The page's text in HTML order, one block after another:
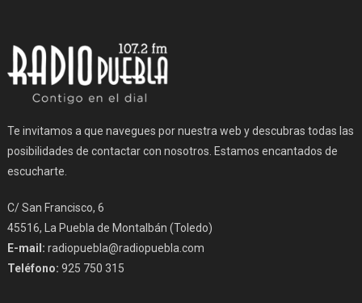
Te invitamos a que navegues por nuestra web y descubras todas las
posibilidades de contactar con nosotros. Estamos encantados de
escucharte.
C/ San Francisco, 6
45516, La Puebla de Montalbán (Toledo)
E-mail: radiopuebla@radiopuebla.com
Teléfono: 925 750 315